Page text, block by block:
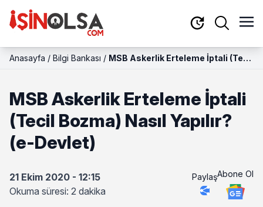
Anasayfa / Bilgi Bankası / MSB Askerlik Erteleme İptali (Tecil
MSB Askerlik Erteleme İptali
(Tecil Bozma) Nasıl Yapılır?
(e-Devlet)
21 Ekim 2020 - 12:15
Okuma süresi: 2 dakika
PaylaşAbone Ol